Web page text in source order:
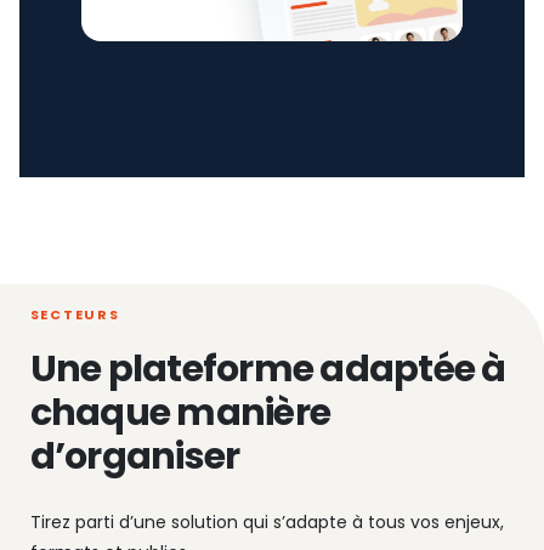
SECTEURS
Une plateforme adaptée à
chaque manière
d’organiser
Tirez parti d’une solution qui s’adapte à tous vos enjeux,